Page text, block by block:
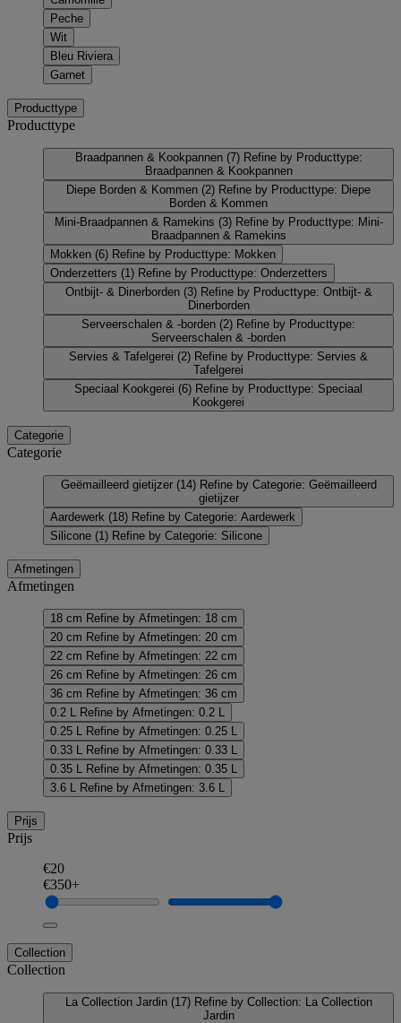
Peche
Wit
Bleu Riviera
Garnet
Producttype
Producttype
Braadpannen & Kookpannen (7) Refine by Producttype:
Braadpannen & Kookpannen
Diepe Borden & Kommen (2) Refine by Producttype: Diepe
Borden & Kommen
Mini-Braadpannen & Ramekins (3) Refine by Producttype: Mini-
Braadpannen & Ramekins
Mokken (6) Refine by Producttype: Mokken
Onderzetters (1) Refine by Producttype: Onderzetters
Ontbijt- & Dinerborden (3) Refine by Producttype: Ontbijt- &
Dinerborden
Serveerschalen & -borden (2) Refine by Producttype:
Serveerschalen & -borden
Servies & Tafelgerei (2) Refine by Producttype: Servies &
Tafelgerei
Speciaal Kookgerei (6) Refine by Producttype: Speciaal
Kookgerei
Categorie
Categorie
Geëmailleerd gietijzer (14) Refine by Categorie: Geëmailleerd
gietijzer
Aardewerk (18) Refine by Categorie: Aardewerk
Silicone (1) Refine by Categorie: Silicone
Afmetingen
Afmetingen
18 cm Refine by Afmetingen: 18 cm
20 cm Refine by Afmetingen: 20 cm
22 cm Refine by Afmetingen: 22 cm
26 cm Refine by Afmetingen: 26 cm
36 cm Refine by Afmetingen: 36 cm
0.2 L
Refine by Afmetingen: 0.2 L
0.25 L
Refine by Afmetingen: 0.25 L
0.33 L
Refine by Afmetingen: 0.33 L
0.35 L
Refine by Afmetingen: 0.35 L
3.6 L
Refine by Afmetingen: 3.6 L
Prijs
Prijs
€20
€350+
Collection
Collection
La Collection Jardin (17) Refine by Collection: La Collection
Jardin